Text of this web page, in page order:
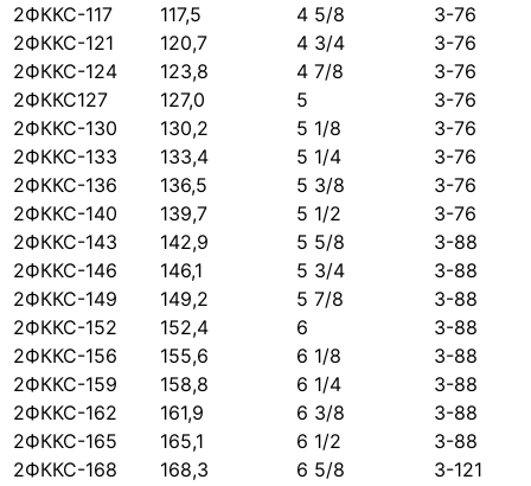
2ФККС-117
117,5 4 5/8
З-76
2ФККС-121
120,7 4 3/4
З-76
2ФККС-124
123,8 4 7/8
З-76
2ФККС127
127,0 5
З-76
2ФККС-130
130,2 5 1/8
З-76
2ФККС-133
133,4 5 1/4
З-76
2ФККС-136
136,5 5 3/8
З-76
2ФККС-140
139,7 5 1/2
З-76
2ФККС-143
142,9 5 5/8
З-88
2ФККС-146
146,1 5 3/4
З-88
2ФККС-149
149,2 5 7/8
З-88
2ФККС-152
152,4 6
З-88
2ФККС-156
155,6 6 1/8
З-88
2ФККС-159
158,8 6 1/4
З-88
2ФККС-162
161,9 6 3/8
З-88
2ФККС-165
165,1 6 1/2
З-88
2ФККС-168
168,3 6 5/8
3-121